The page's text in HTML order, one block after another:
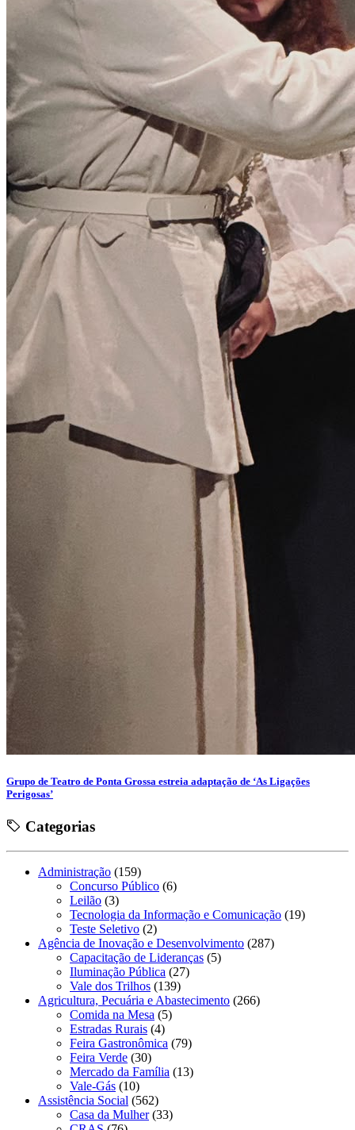
Grupo de Teatro de Ponta Grossa estreia adaptação de ‘As Ligações
Perigosas’
Categorias
Administração (159)
Concurso Público (6)
Leilão (3)
Tecnologia da Informação e Comunicação (19)
Teste Seletivo (2)
Agência de Inovação e Desenvolvimento (287)
Capacitação de Lideranças (5)
Iluminação Pública (27)
Vale dos Trilhos (139)
Agricultura, Pecuária e Abastecimento (266)
Comida na Mesa (5)
Estradas Rurais (4)
Feira Gastronômica (79)
Feira Verde (30)
Mercado da Família (13)
Vale-Gás (10)
Assistência Social (562)
Casa da Mulher(33)